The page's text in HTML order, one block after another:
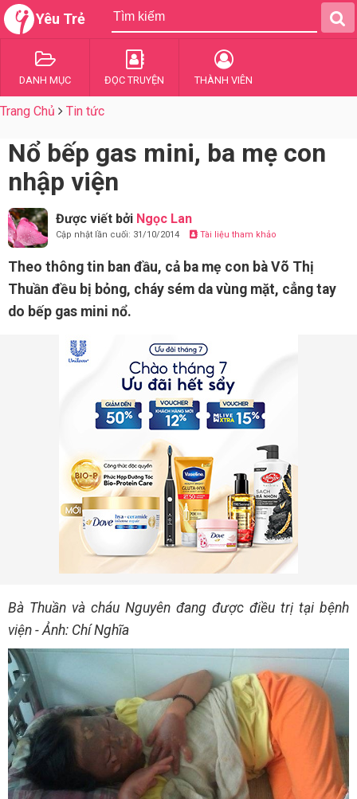
Yêu Trẻ
DANH MỤC ĐỌC TRUYỆN THÀNH VIÊN
Trang Chủ Tin tức
Nổ bếp gas mini, ba mẹ con
nhập viện
Được viết bởi Ngọc Lan
Cập nhật lần cuối: 31/10/2014 Tài liệu tham khảo
Theo thông tin ban đầu, cả ba mẹ con bà Võ Thị
Thuần đều bị bỏng, cháy sém da vùng mặt, cẳng tay
do bếp gas mini nổ.
Bà Thuần và cháu Nguyên đang được điều trị tại bệnh
viện - Ảnh: Chí Nghĩa